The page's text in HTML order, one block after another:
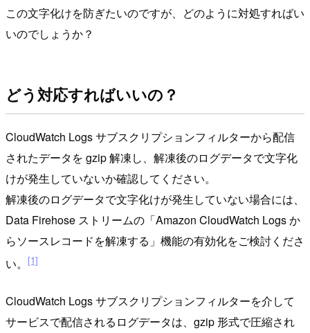
この文字化けを防ぎたいのですが、どのように対処すればい
いのでしょうか？
どう対応すればいいの？
CloudWatch Logs サブスクリプションフィルターから配信
されたデータを gzip 解凍し、解凍後のログデータで文字化
けが発生していないか確認してください。
解凍後のログデータで文字化けが発生していない場合には、
Data Firehose ストリームの「Amazon CloudWatch Logs か
らソースレコードを解凍する」機能の有効化をご検討くださ
い。
[1]
CloudWatch Logs サブスクリプションフィルターを介して
サービスで配信されるログデータは、gzip 形式で圧縮され